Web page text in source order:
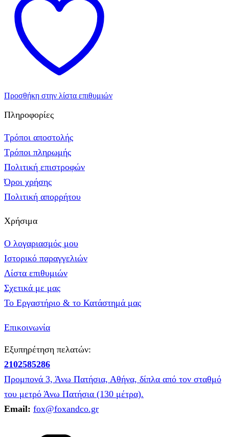
Προσθήκη στην λίστα επιθυμιών
Πληροφορίες
Τρόποι αποστολής
Τρόποι πληρωμής
Πολιτική επιστροφών
Όροι χρήσης
Πολιτική απορρήτου
Χρήσιμα
Ο λογαριασμός μου
Ιστορικό παραγγελιών
Λίστα επιθυμιών
Σχετικά με μας
Το Εργαστήριο & το Κατάστημά μας
Επικοινωνία
Εξυπηρέτηση πελατών:
2102585286
Προμπονά 3, Άνω Πατήσια, Αθήνα, δίπλα από τον σταθμό
του μετρό Άνω Πατήσια (130 μέτρα).
Email: fox@foxandco.gr